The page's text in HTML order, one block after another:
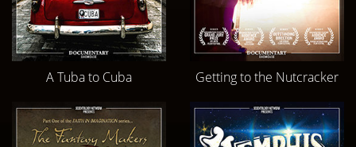
A Tuba to Cuba Getting to the Nutcracker